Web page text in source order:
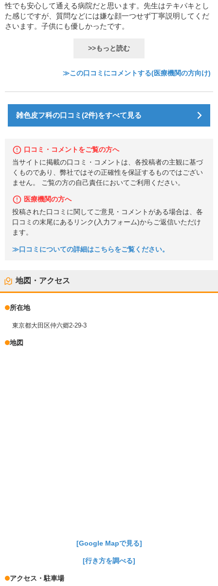
性でも安心して通える病院だと思います。先生はテキパキとし
た感じですが、質問などには嫌な顔一つせず丁寧説明してくだ
さいます。子供にも優しかったです。
>>もっと読む
≫この口コミにコメントする(医療機関の方向け)
雑色皮フ科の口コミ(2件)をすべて見る
口コミ・コメントをご覧の方へ
当サイトに掲載の口コミ・コメントは、各投稿者の主観に基づ
くものであり、弊社ではその正確性を保証するものではござい
ません。 ご覧の方の自己責任においてご利用ください。
医療機関の方へ
投稿された口コミに関してご意見・コメントがある場合は、各
口コミの末尾にあるリンク(入力フォーム)からご返信いただけ
ます。
≫口コミについての詳細はこちらをご覧ください。
地図・アクセス
所在地
東京都大田区仲六郷2-29-3
地図
[Google Mapで見る]
[行き方を調べる]
アクセス・駐車場